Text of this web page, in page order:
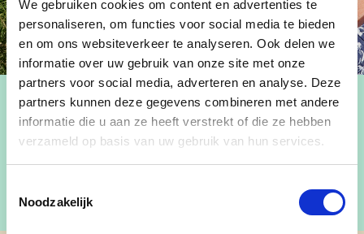
We gebruiken cookies om content en advertenties te
personaliseren, om functies voor social media te bieden
en om ons websiteverkeer te analyseren. Ook delen we
informatie over uw gebruik van onze site met onze
partners voor social media, adverteren en analyse. Deze
partners kunnen deze gegevens combineren met andere
informatie die u aan ze heeft verstrekt of die ze hebben
verzameld op basis van uw gebruik van hun services.
Noodzakelijk